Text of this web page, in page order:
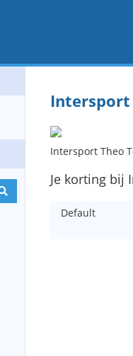
Intersport
Intersport Theo
Je korting bij
Default